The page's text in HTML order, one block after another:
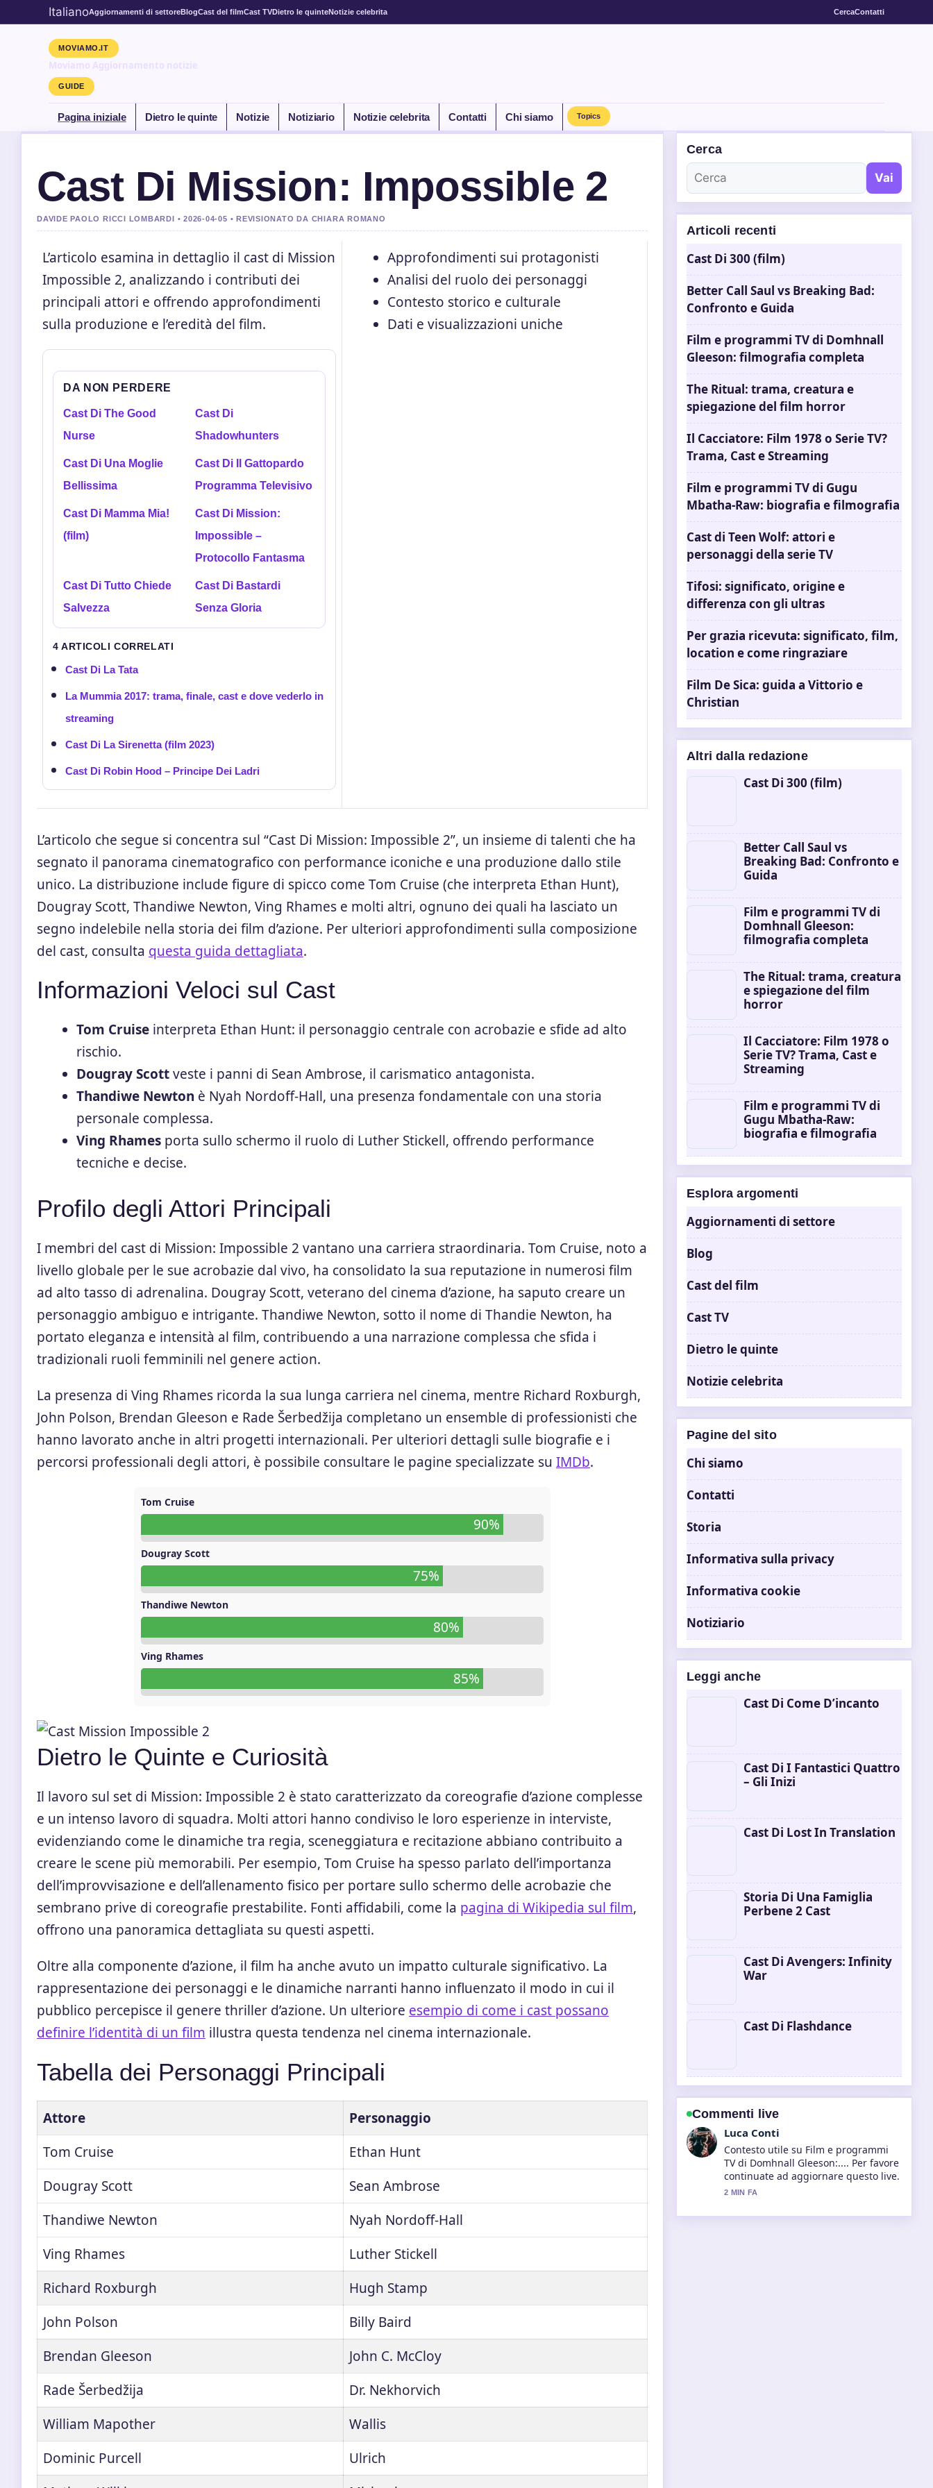
ItalianoAggiornamenti di settoreBlogCast del filmCast TVDietro le quinteNotizie celebrita CercaContatti
MOVIAMO.IT
Moviamo Aggiornamento notizie
GUIDE
Pagina iniziale Dietro le quinte Notizie Notiziario Notizie celebrita Contatti Chi siamo Topics
Cast Di Mission: Impossible 2
DAVIDE PAOLO RICCI LOMBARDI • 2026-04-05 • REVISIONATO DA CHIARA ROMANO
L’articolo esamina in dettaglio il cast di Mission
Impossible 2, analizzando i contributi dei
principali attori e offrendo approfondimenti
sulla produzione e l’eredità del film.
DA NON PERDERE
Cast Di The Good
Nurse
Cast Di
Shadowhunters
Cast Di Una Moglie
Bellissima
Cast Di Il Gattopardo
Programma Televisivo
Cast Di Mamma Mia!
(film)
Cast Di Mission:
Impossible –
Protocollo Fantasma
Cast Di Tutto Chiede
Salvezza
Cast Di Bastardi
Senza Gloria
4 ARTICOLI CORRELATI
Cast Di La Tata
La Mummia 2017: trama, finale, cast e dove vederlo in
streaming
Cast Di La Sirenetta (film 2023)
Cast Di Robin Hood – Principe Dei Ladri
Approfondimenti sui protagonisti
Analisi del ruolo dei personaggi
Contesto storico e culturale
Dati e visualizzazioni uniche
L’articolo che segue si concentra sul “Cast Di Mission: Impossible 2”, un insieme di talenti che ha
segnato il panorama cinematografico con performance iconiche e una produzione dallo stile
unico. La distribuzione include figure di spicco come Tom Cruise (che interpreta Ethan Hunt),
Dougray Scott, Thandiwe Newton, Ving Rhames e molti altri, ognuno dei quali ha lasciato un
segno indelebile nella storia dei film d’azione. Per ulteriori approfondimenti sulla composizione
del cast, consulta questa guida dettagliata.
Informazioni Veloci sul Cast
Tom Cruise interpreta Ethan Hunt: il personaggio centrale con acrobazie e sfide ad alto
rischio.
Dougray Scottveste i panni di Sean Ambrose, il carismatico antagonista.
Thandiwe Newton è Nyah Nordoff-Hall, una presenza fondamentale con una storia
personale complessa.
Ving Rhames porta sullo schermo il ruolo di Luther Stickell, offrendo performance
tecniche e decise.
Profilo degli Attori Principali
I membri del cast di Mission: Impossible 2 vantano una carriera straordinaria. Tom Cruise, noto a
livello globale per le sue acrobazie dal vivo, ha consolidato la sua reputazione in numerosi film
ad alto tasso di adrenalina. Dougray Scott, veterano del cinema d’azione, ha saputo creare un
personaggio ambiguo e intrigante. Thandiwe Newton, sotto il nome di Thandie Newton, ha
portato eleganza e intensità al film, contribuendo a una narrazione complessa che sfida i
tradizionali ruoli femminili nel genere action.
La presenza di Ving Rhames ricorda la sua lunga carriera nel cinema, mentre Richard Roxburgh,
John Polson, Brendan Gleeson e Rade Šerbedžija completano un ensemble di professionisti che
hanno lavorato anche in altri progetti internazionali. Per ulteriori dettagli sulle biografie e i
percorsi professionali degli attori, è possibile consultare le pagine specializzate su IMDb.
Tom Cruise
90%
Dougray Scott
75%
Thandiwe Newton
80%
Ving Rhames
85%
Dietro le Quinte e Curiosità
Il lavoro sul set di Mission: Impossible 2 è stato caratterizzato da coreografie d’azione complesse
e un intenso lavoro di squadra. Molti attori hanno condiviso le loro esperienze in interviste,
evidenziando come le dinamiche tra regia, sceneggiatura e recitazione abbiano contribuito a
creare le scene più memorabili. Per esempio, Tom Cruise ha spesso parlato dell’importanza
dell’improvvisazione e dell’allenamento fisico per portare sullo schermo delle acrobazie che
sembrano prive di coreografie prestabilite. Fonti affidabili, come la pagina di Wikipedia sul film,
offrono una panoramica dettagliata su questi aspetti.
Oltre alla componente d’azione, il film ha anche avuto un impatto culturale significativo. La
rappresentazione dei personaggi e le dinamiche narranti hanno influenzato il modo in cui il
pubblico percepisce il genere thriller d’azione. Un ulteriore esempio di come i cast possano
definire l’identità di un film illustra questa tendenza nel cinema internazionale.
Tabella dei Personaggi Principali
Attore
Personaggio
Tom Cruise
Ethan Hunt
Dougray Scott
Sean Ambrose
Thandiwe Newton
Nyah Nordoff-Hall
Ving Rhames
Luther Stickell
Richard Roxburgh
Hugh Stamp
John Polson
Billy Baird
Brendan Gleeson
John C. McCloy
Rade Šerbedžija
Dr. Nekhorvich
William Mapother
Wallis
Dominic Purcell
Ulrich
Cerca
Vai
Articoli recenti
Cast Di 300 (film)
Better Call Saul vs Breaking Bad:
Confronto e Guida
Film e programmi TV di Domhnall
Gleeson: filmografia completa
The Ritual: trama, creatura e
spiegazione del film horror
Il Cacciatore: Film 1978 o Serie TV?
Trama, Cast e Streaming
Film e programmi TV di Gugu
Mbatha-Raw: biografia e filmografia
Cast di Teen Wolf: attori e
personaggi della serie TV
Tifosi: significato, origine e
differenza con gli ultras
Per grazia ricevuta: significato, film,
location e come ringraziare
Film De Sica: guida a Vittorio e
Christian
Altri dalla redazione
Cast Di 300 (film)
Better Call Saul vs
Breaking Bad: Confronto e
Guida
Film e programmi TV di
Domhnall Gleeson:
filmografia completa
The Ritual: trama, creatura
e spiegazione del film
horror
Il Cacciatore: Film 1978 o
Serie TV? Trama, Cast e
Streaming
Film e programmi TV di
Gugu Mbatha-Raw:
biografia e filmografia
Esplora argomenti
Aggiornamenti di settore
Blog
Cast del film
Cast TV
Dietro le quinte
Notizie celebrita
Pagine del sito
Chi siamo
Contatti
Storia
Informativa sulla privacy
Informativa cookie
Notiziario
Leggi anche
Cast Di Come D’incanto
Cast Di I Fantastici Quattro
– Gli Inizi
Cast Di Lost In Translation
Storia Di Una Famiglia
Perbene 2 Cast
Cast Di Avengers: Infinity
War
Cast Di Flashdance
Commenti live
Andrea Greco
La copertura di Cast Di 300 (film)
sembra solida e molto facile da
seguire.
4 MIN FA